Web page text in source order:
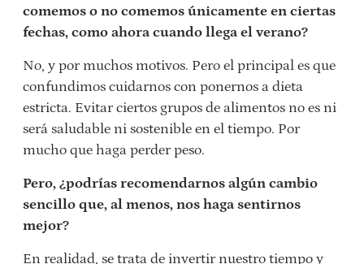
comemos o no comemos únicamente en ciertas
fechas, como ahora cuando llega el verano?
No, y por muchos motivos. Pero el principal es que
confundimos cuidarnos con ponernos a dieta
estricta. Evitar ciertos grupos de alimentos no es ni
será saludable ni sostenible en el tiempo. Por
mucho que haga perder peso.
Pero, ¿podrías recomendarnos algún cambio
sencillo que, al menos, nos haga sentirnos
mejor?
En realidad, se trata de invertir nuestro tiempo y